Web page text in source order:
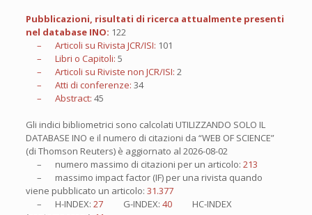
Pubblicazioni, risultati di ricerca attualmente presenti
nel database INO: 122
– Articoli su Rivista JCR/ISI: 101
– Libri o Capitoli: 5
– Articoli su Riviste non JCR/ISI: 2
– Atti di conferenze: 34
– Abstract: 45
Gli indici bibliometrici sono calcolati UTILIZZANDO SOLO IL
DATABASE INO e il numero di citazioni da “WEB OF SCIENCE”
(di Thomson Reuters) è aggiornato al 2026-08-02
– numero massimo di citazioni per un articolo: 213
– massimo impact factor (IF) per una rivista quando
viene pubblicato un articolo: 31.377
– H-INDEX: 27 G-INDEX: 40
HC-INDEX